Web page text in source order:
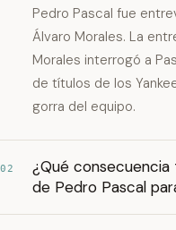
Pedro Pascal fue
Álvaro Morales. La
Morales interrogó a
de títulos de los
gorra del equipo.
02
¿Qué
de Pedro Pascal